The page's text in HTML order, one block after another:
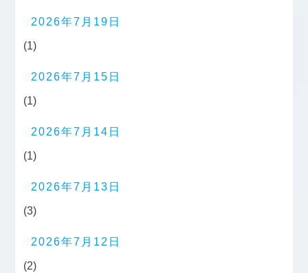
2026年7月19日
(1)
2026年7月15日
(1)
2026年7月14日
(1)
2026年7月13日
(3)
2026年7月12日
(2)